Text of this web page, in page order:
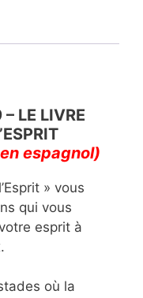
LE LIVRE
espagnol)
» vous
qui vous
esprit à
où la